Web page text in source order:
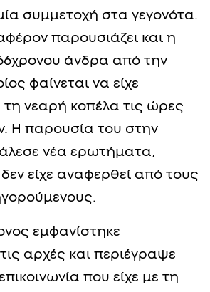
συμμετοχή στα γεγονότα.
παρουσιάζει και η
άνδρα από την
φαίνεται να είχε
τη νεαρή κοπέλα τις ώρες
Η παρουσία του στην
νέα ερωτήματα,
είχε αναφερθεί από τους
εμφανίστηκε
αρχές και περιέγραψε
που είχε με τη